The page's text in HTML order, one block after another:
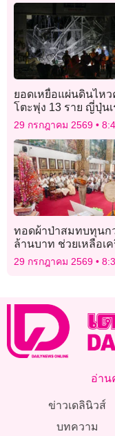
ยอดเหยื่อแผ่นดินไห
โตะพุ่ง 13 ราย ญี่ปุ่น
ช่วยผู้ติดใต้ซากอาค
29 กรกฎาคม 2569
ทอดผ้าป่าสมทบทุนก
ล้านบาท ช่วยเหลือเ
แพทย์ ‘โรงพยาบาลลำ
29 กรกฎาคม 2569
อ่าน
ข่าวเดลินิวส์
บทความ